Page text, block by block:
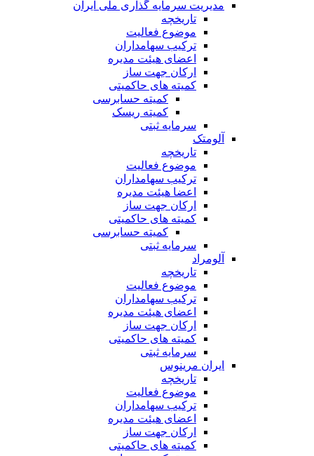
مدیریت سرمایه گذاری ملی ایران
تاریخچه
موضوع فعالیت
ترکیب سهامداران
اعضای هیئت مدیره
ارکان جهت ساز
کمیته های حاکمیتی
کمیته حسابرسی
کمیته ریسک
سرمایه ثبتی
آلومتک
تاریخچه
موضوع فعالیت
ترکیب سهامداران
اعضا هیئت مدیره
ارکان جهت ساز
کمیته های حاکمیتی
کمیته حسابرسی
سرمایه ثبتی
آلومراد
تاریخچه
موضوع فعالیت
ترکیب سهامداران
اعضای هیئت مدیره
ارکان جهت ساز
کمیته های حاکمیتی
سرمایه ثبتی
ایران مرینوس
تاریخچه
موضوع فعالیت
ترکیب سهامداران
اعضای هیئت مدیره
ارکان جهت ساز
کمیته های حاکمیتی